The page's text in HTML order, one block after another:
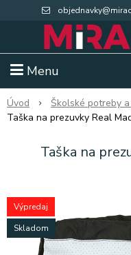
Menu
Úvod Školské potreby
Taška na prezuvky Real
Taška na
Výpredaj
Skladom